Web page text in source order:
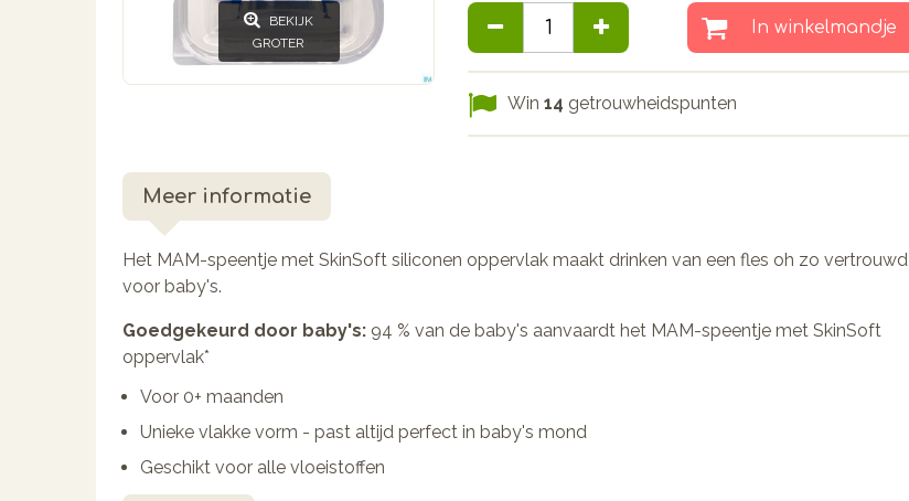
BEKIJK
GROTER
In winkelmandje
Win14 getrouwheidspunten
Meer informatie
Het MAM-speentje met SkinSoft siliconen oppervlak maakt drinken van een fles oh zo vertrouwd
voor baby's.
Goedgekeurd door baby's: 94 % van de baby's aanvaardt het MAM-speentje met SkinSoft
oppervlak*
Voor 0+ maanden
Unieke vlakke vorm - past altijd perfect in baby's mond
Geschikt voor alle vloeistoffen